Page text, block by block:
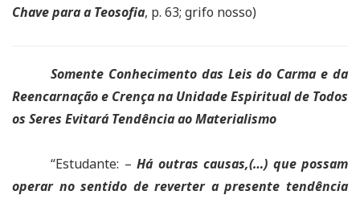
Chave para a Teosofia, p. 63; grifo nosso)
Somente Conhecimento das Leis do Carma e da
Reencarnação e Crença na Unidade Espiritual de Todos
os Seres Evitará Tendência ao Materialismo
“Estudante: – Há outras causas,(…) que possam
operar no sentido de reverter a presente tendência